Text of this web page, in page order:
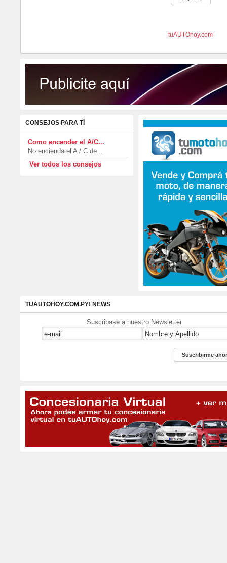
tuAUTOhoy.com
CONSEJOS PARA TÍ
Como encender el A/C...
No encienda el A / C de...
Ver todos los consejos
TUAUTOHOY.COM.PY! NEWS
Suscribase a nuestro Newsletter